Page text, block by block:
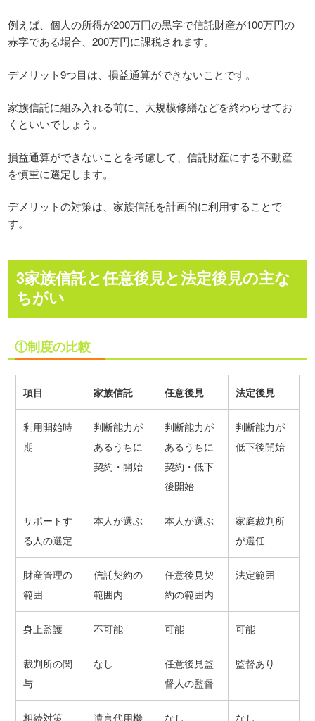
例えば、個人の所得が200万円の黒字で信託財産が100万円の
赤字である場合、200万円に課税されます。
デメリット9つ目は、損益通算ができないことです。
家族信託に組み入れる前に、大規模修繕などを終わらせてお
くといいでしょう。
損益通算ができないことを考慮して、信託財産にする不動産
を慎重に選定します。
デメリットの対策は、家族信託を計画的に利用することで
す。
3家族信託と任意後見と法定後見の主な
ちがい
①制度の比較
項目 家族信託 任意後見 法定後見
利用開始時
期
判断能力が
あるうちに
契約・開始
判断能力が
あるうちに
契約・低下
後開始
判断能力が
低下後開始
サポートす
る人の選定
本人が選ぶ 本人が選ぶ
家庭裁判所
が選任
財産管理の
範囲
信託契約の
範囲内
任意後見契
約の範囲内
法定範囲
身上監護 不可能 可能 可能
裁判所の関
与
なし
任意後見監
督人の監督
監督あり
相続対策 遺言代用機 なし なし